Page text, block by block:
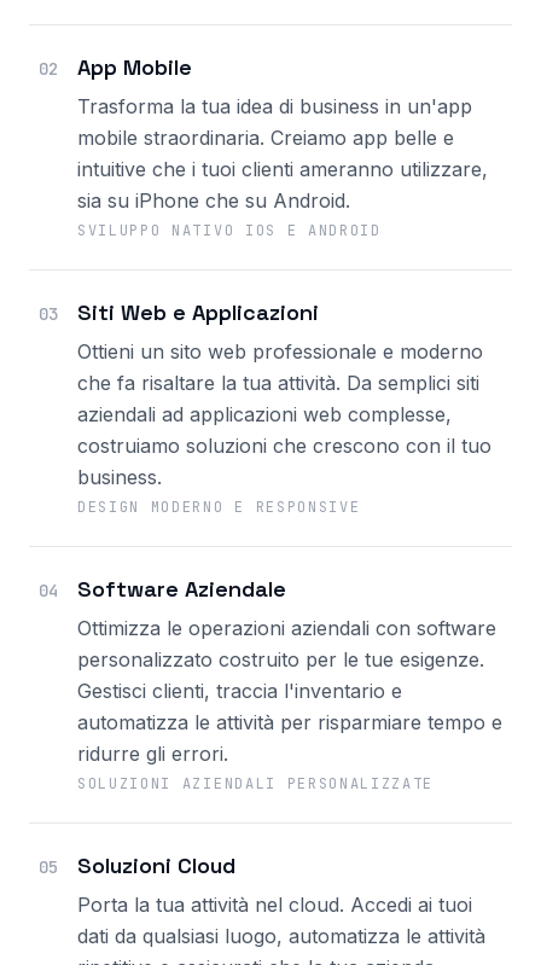
02 App Mobile
Trasforma la tua idea di business in un'app
mobile straordinaria. Creiamo app belle e
intuitive che i tuoi clienti ameranno utilizzare,
sia su iPhone che su Android.
SVILUPPO NATIVO IOS E ANDROID
03 Siti Web e Applicazioni
Ottieni un sito web professionale e moderno
che fa risaltare la tua attività. Da semplici siti
aziendali ad applicazioni web complesse,
costruiamo soluzioni che crescono con il tuo
business.
DESIGN MODERNO E RESPONSIVE
04 Software Aziendale
Ottimizza le operazioni aziendali con software
personalizzato costruito per le tue esigenze.
Gestisci clienti, traccia l'inventario e
automatizza le attività per risparmiare tempo e
ridurre gli errori.
SOLUZIONI AZIENDALI PERSONALIZZATE
05 Soluzioni Cloud
Porta la tua attività nel cloud. Accedi ai tuoi
dati da qualsiasi luogo, automatizza le attività